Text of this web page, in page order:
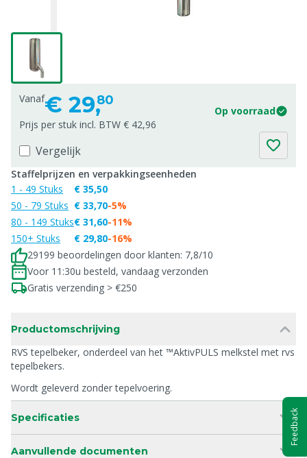
Vanaf€ 29,80
Op voorraad
Prijs per stuk incl. BTW € 42,96
Vergelijk
Staffelprijzen en verpakkingseenheden
1 - 49 Stuks
50 - 79 Stuks
80 - 149 Stuks
150+ Stuks
€ 35,50
€ 33,70
€ 31,60
€ 29,80
-5%
-11%
-16%
29199 beoordelingen door klanten: 7,8/10
Voor 11:30u besteld, vandaag verzonden
Gratis verzending > €250
Productomschrijving
RVS tepelbeker, onderdeel van het ™AktivPULS melkstel met rvs
tepelbekers.
Wordt geleverd zonder tepelvoering.
Specificaties
Aanvullende documenten
Feedback